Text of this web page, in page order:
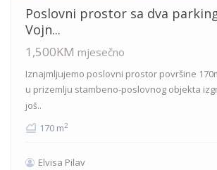
Poslovni prostor sa dva
Vojn...
1,500KM mjesečno
Iznajmljujemo poslovni prostor površine
u prizemlju stambeno-poslovnog objekta
još..
170 m2
Elvisa Pilav